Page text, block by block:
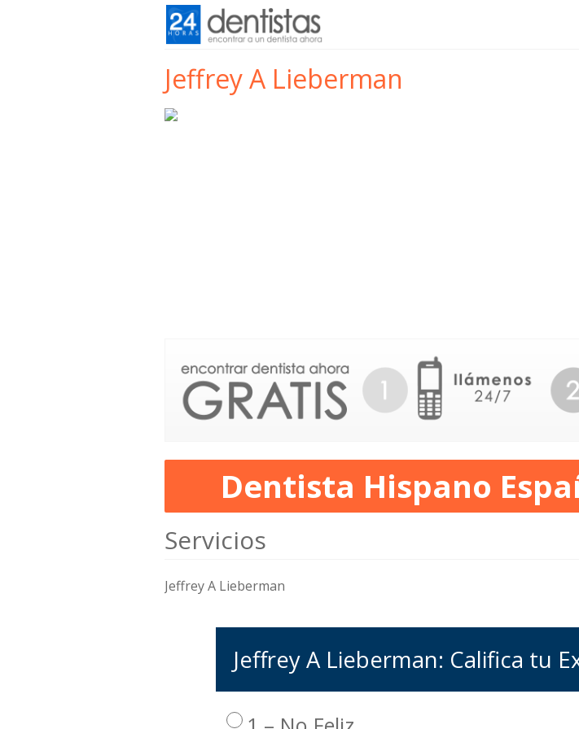
Jeffrey A Lieberman
Dentista Hispano
Servicios
Jeffrey A Lieberman
Jeffrey A Lieberman: Califica tu